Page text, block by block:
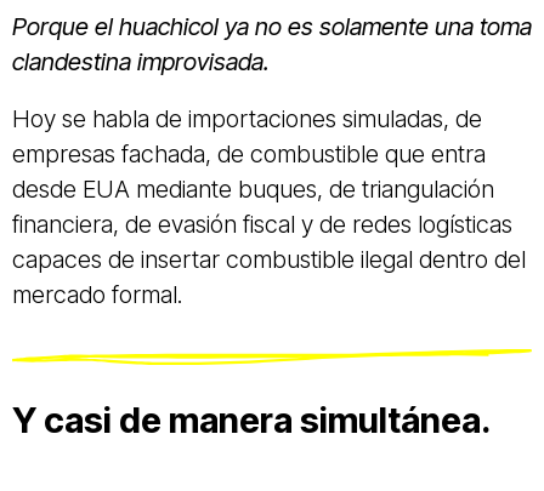
Porque el huachicol ya no es solamente una toma
clandestina improvisada.
Hoy se habla de importaciones simuladas, de
empresas fachada, de combustible que entra
desde EUA mediante buques, de triangulación
financiera, de evasión fiscal y de redes logísticas
capaces de insertar combustible ilegal dentro del
mercado formal.
Y casi de manera simultánea.